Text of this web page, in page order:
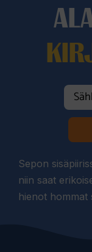
Sepon
niin saat
hienot hommat